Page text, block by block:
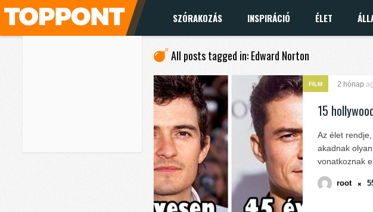
SZÓRAKOZÁS INSPIRÁCIÓ ÉLET
All posts tagged in: Edward Norton
FILM 2 hónap
15
Az élet
akadnak
vonatkoznak
root